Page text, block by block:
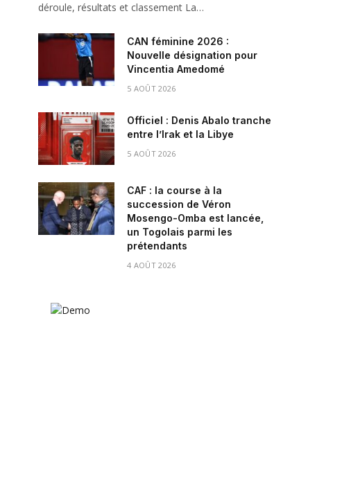
déroule, résultats et classement La…
CAN féminine 2026 :
Nouvelle désignation pour
Vincentia Amedomé
5 AOÛT 2026
Officiel : Denis Abalo tranche
entre l’Irak et la Libye
5 AOÛT 2026
CAF : la course à la
succession de Véron
Mosengo-Omba est lancée,
un Togolais parmi les
prétendants
4 AOÛT 2026